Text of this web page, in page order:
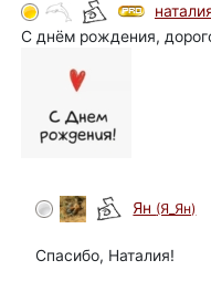
С днём рождения,
Ян (Я_Ян)
Спасибо, Наталия!